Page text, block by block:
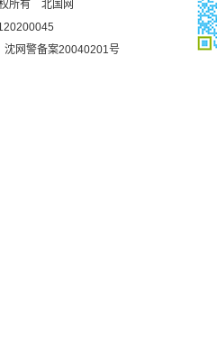
所有 北国网
沈网警备案20040201号